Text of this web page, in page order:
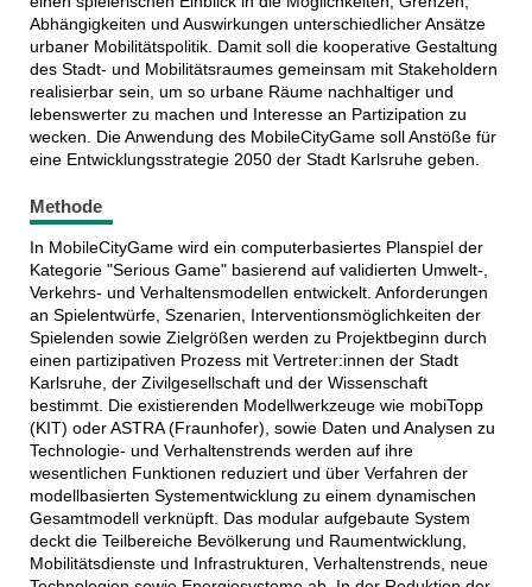
Abhängigkeiten und Auswirkungen unterschiedlicher Ansätze
urbaner Mobilitätspolitik. Damit soll die kooperative Gestaltung
des Stadt- und Mobilitätsraumes gemeinsam mit Stakeholdern
realisierbar sein, um so urbane Räume nachhaltiger und
lebenswerter zu machen und Interesse an Partizipation zu
wecken. Die Anwendung des MobileCityGame soll Anstöße für
eine Entwicklungsstrategie 2050 der Stadt Karlsruhe geben.
Methode
In MobileCityGame wird ein computerbasiertes Planspiel der
Kategorie "Serious Game" basierend auf validierten Umwelt-,
Verkehrs- und Verhaltensmodellen entwickelt. Anforderungen
an Spielentwürfe, Szenarien, Interventionsmöglichkeiten der
Spielenden sowie Zielgrößen werden zu Projektbeginn durch
einen partizipativen Prozess mit Vertreter:innen der Stadt
Karlsruhe, der Zivilgesellschaft und der Wissenschaft
bestimmt. Die existierenden Modellwerkzeuge wie mobiTopp
(KIT) oder ASTRA (Fraunhofer), sowie Daten und Analysen zu
Technologie- und Verhaltenstrends werden auf ihre
wesentlichen Funktionen reduziert und über Verfahren der
modellbasierten Systementwicklung zu einem dynamischen
Gesamtmodell verknüpft. Das modular aufgebaute System
deckt die Teilbereiche Bevölkerung und Raumentwicklung,
Mobilitätsdienste und Infrastrukturen, Verhaltenstrends, neue